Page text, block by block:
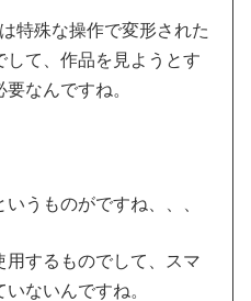
特殊な操作で変形された
して、作品を見ようとす
要なんですね。
うものがですね、、、
するものでして、スマ
ないんですね。